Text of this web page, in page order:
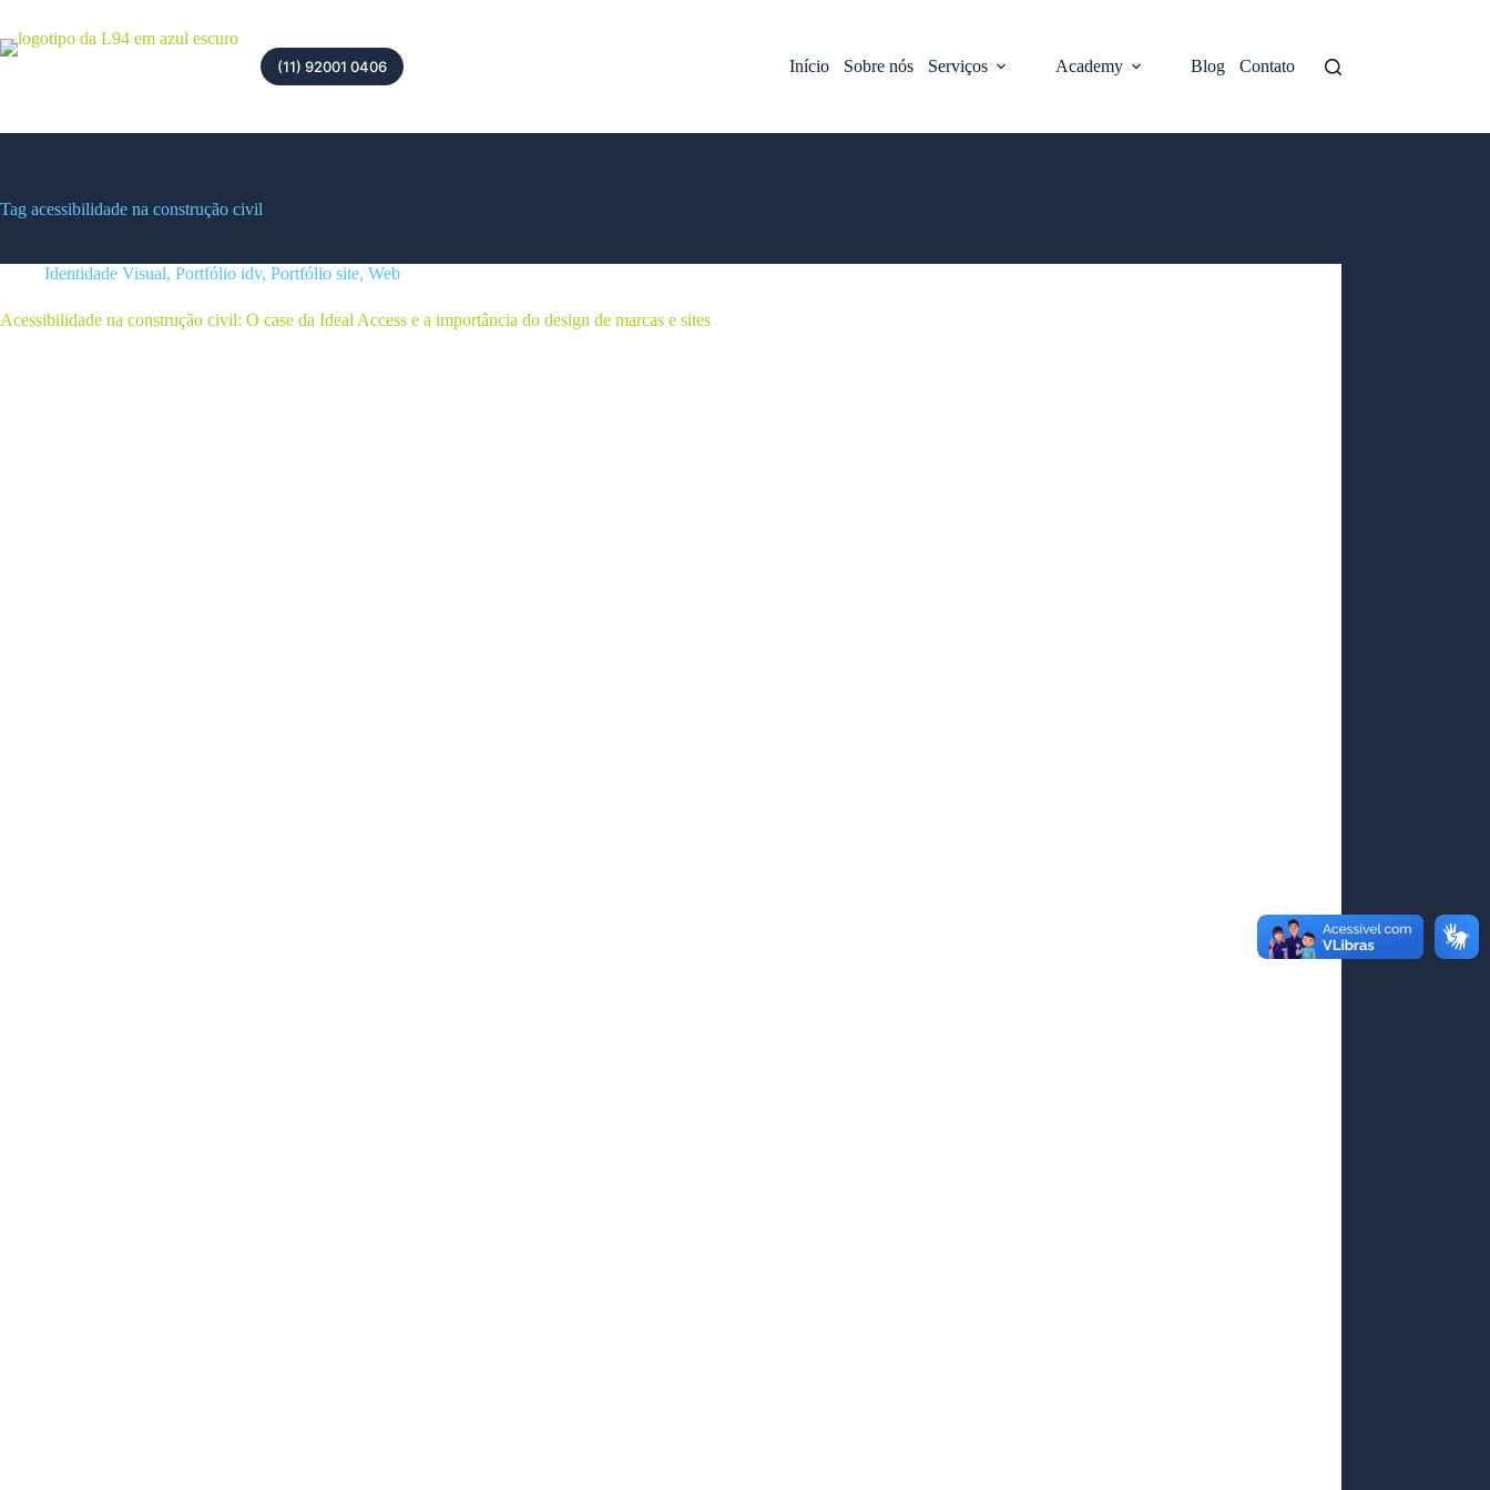
(11) 92001 0406 Início Sobre nós Serviços Academy Blog Contato
Tag acessibilidade na construção civil
Identidade Visual, Portfólio idv, Portfólio site, Web
Acessibilidade na construção civil: O case da Ideal Access e a importância do design de marcas e sites